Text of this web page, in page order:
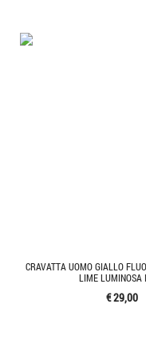
CRAVATTA UOMO GIALLO
LIME LUMINOSA
€ 29,00